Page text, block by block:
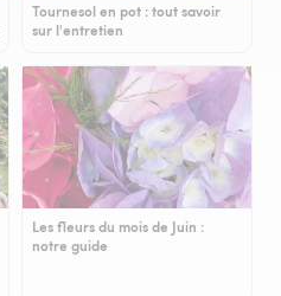
Tournesol en pot : tout savoir
sur l'entretien
Les fleurs du mois de Juin :
notre guide